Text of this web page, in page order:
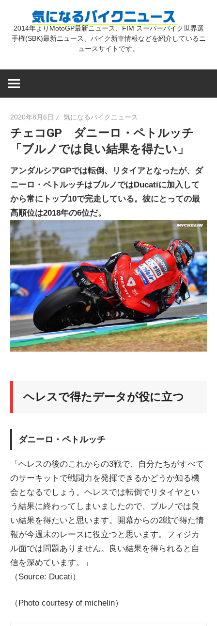
気
バ
イ
ク
ニ
ュ
ー
ス
2014年よりMotoGP最新ニュース、FIM スーパーバイク世界選
手権(SBK)最新ニュース、バイク新車情報などを紹介しているニ
ュースサイトです。
2020年8月6日 気になるバイクニュース
チェコGP ダニーロ・ペトルッチ
「ブルノでは良い結果を得たい」
アンダルシアGPでは転倒、リタイアとなったが、ダ
ニーロ・ペトルッチはブルノではDucatiに加入して
から常にトップ10で完走している。彼にとっての最
高順位は2018年の6位だ。
ヘレスで得たデータが役に立つ
ダニーロ・ペトルッチ
「ヘレスの後のこれからの3戦で、自分たちがすべて
のサーキットで戦闘力を発揮できるかどうか知る機
会となるでしょう。ヘレスでは転倒でリタイヤとい
う結果に終わってしまいましたので、ブルノでは良
い結果を得たいと思います。開幕からの2戦で得た情
報が今週末のレースに役立つと思います。フィジカ
ル面では問題ありません。良い結果を得られると自
信を深めています。」
（Source: Ducati）
（Photo courtesy of michelin）